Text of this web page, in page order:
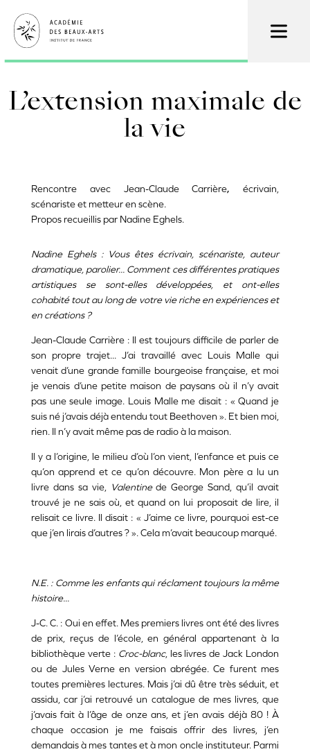
contenu
principal
L’extension maximale de
la vie
Rencontre avec Jean-Claude Carrière, écrivain,
scénariste et metteur en scène.
Propos recueillis par Nadine Eghels.
Nadine Eghels : Vous êtes écrivain, scénariste, auteur
dramatique, parolier... Comment ces différentes pratiques
artistiques se sont-elles développées, et ont-elles
cohabité tout au long de votre vie riche en expériences et
en créations ?
Jean-Claude Carrière : Il est toujours difficile de parler de
son propre trajet... J’ai travaillé avec Louis Malle qui
venait d’une grande famille bourgeoise française, et moi
je venais d’une petite maison de paysans où il n’y avait
pas une seule image. Louis Malle me disait : « Quand je
suis né j’avais déjà entendu tout Beethoven ». Et bien moi,
rien. Il n’y avait même pas de radio à la maison.
Il y a l’origine, le milieu d’où l’on vient, l’enfance et puis ce
qu’on apprend et ce qu’on découvre. Mon père a lu un
livre dans sa vie, Valentinede George Sand, qu’il avait
trouvé je ne sais où, et quand on lui proposait de lire, il
relisait ce livre. Il disait : « J’aime ce livre, pourquoi est-ce
que j’en lirais d’autres ? ». Cela m’avait beaucoup marqué.
N.E. : Comme les enfants qui réclament toujours la même
histoire...
J-C. C. : Oui en effet. Mes premiers livres ont été des livres
de prix, reçus de l’école, en général appartenant à la
bibliothèque verte : Croc-blanc, les livres de Jack London
ou de Jules Verne en version abrégée. Ce furent mes
toutes premières lectures. Mais j’ai dû être très séduit, et
assidu, car j’ai retrouvé un catalogue de mes livres, que
j’avais fait à l’âge de onze ans, et j’en avais déjà 80 ! À
chaque occasion je me faisais offrir des livres, j’en
demandais à mes tantes et à mon oncle instituteur. Parmi